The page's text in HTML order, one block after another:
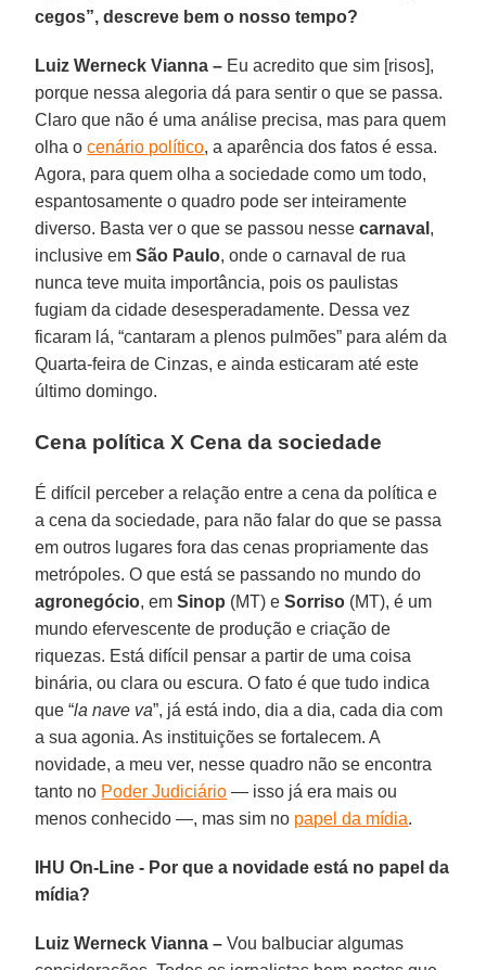
cegos”, descreve bem o nosso tempo?
Luiz Werneck Vianna – Eu acredito que sim [risos],
porque nessa alegoria dá para sentir o que se passa.
Claro que não é uma análise precisa, mas para quem
olha ocenário político, a aparência dos fatos é essa.
Agora, para quem olha a sociedade como um todo,
espantosamente o quadro pode ser inteiramente
diverso. Basta ver o que se passou nessecarnaval ,
inclusive emSão Paulo, onde o carnaval de rua
nunca teve muita importância, pois os paulistas
fugiam da cidade desesperadamente. Dessa vez
ficaram lá, “cantaram a plenos pulmões” para além da
Quarta-feira de Cinzas, e ainda esticaram até este
último domingo.
Cena política X Cena da sociedade
É difícil perceber a relação entre a cena da política e
a cena da sociedade, para não falar do que se passa
em outros lugares fora das cenas propriamente das
metrópoles. O que está se passando no mundo do
agronegócio, emSinop (MT) eSorriso (MT), é um
mundo efervescente de produção e criação de
riquezas. Está difícil pensar a partir de uma coisa
binária, ou clara ou escura. O fato é que tudo indica
que “la nave va”, já está indo, dia a dia, cada dia com
a sua agonia. As instituições se fortalecem. A
novidade, a meu ver, nesse quadro não se encontra
tanto no Poder Judiciário — isso já era mais ou
menos conhecido —, mas sim no papel da mídia.
IHU On-Line - Por que a novidade está no papel da
mídia?
Luiz Werneck Vianna – Vou balbuciar algumas